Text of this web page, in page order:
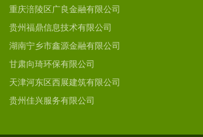
重庆涪陵区广良金融有限公司
贵州福鼎信息技术有限公司
湖南宁乡市鑫源金融有限公司
甘肃向琦环保有限公司
天津河东区西展建筑有限公司
贵州佳兴服务有限公司